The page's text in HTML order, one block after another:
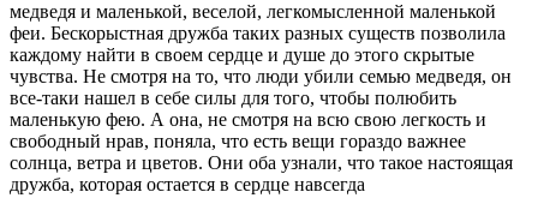
медведя и маленькой, веселой, легкомысленной маленькой
феи. Бескорыстная дружба таких разных существ позволила
каждому найти в своем сердце и душе до этого скрытые
чувства. Не смотря на то, что люди убили семью медведя, он
все-таки нашел в себе силы для того, чтобы полюбить
маленькую фею. А она, не смотря на всю свою легкость и
свободный нрав, поняла, что есть вещи гораздо важнее
солнца, ветра и цветов. Они оба узнали, что такое настоящая
дружба, которая остается в сердце навсегда